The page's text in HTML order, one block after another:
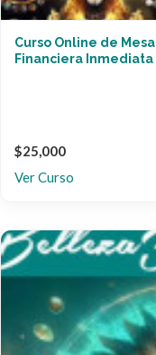
Curso Online de
Financiera Inmediata
$25,000
Ver Curso